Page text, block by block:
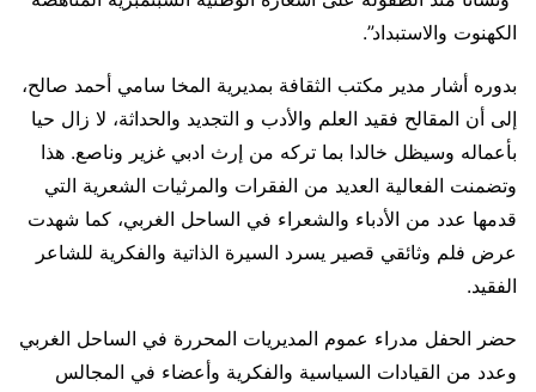
الكهنوت والاستبداد”.
بدوره أشار مدير مكتب الثقافة بمديرية المخا سامي أحمد صالح،
إلى أن المقالح فقيد العلم والأدب و التجديد والحداثة، لا زال حيا
بأعماله وسيظل خالدا بما تركه من إرث ادبي غزير وناصع. هذا
وتضمنت الفعالية العديد من الفقرات والمرثيات الشعرية التي
قدمها عدد من الأدباء والشعراء في الساحل الغربي، كما شهدت
عرض فلم وثائقي قصير يسرد السيرة الذاتية والفكرية للشاعر
الفقيد.
حضر الحفل مدراء عموم المديريات المحررة في الساحل الغربي
وعدد من القيادات السياسية والفكرية وأعضاء في المجالس